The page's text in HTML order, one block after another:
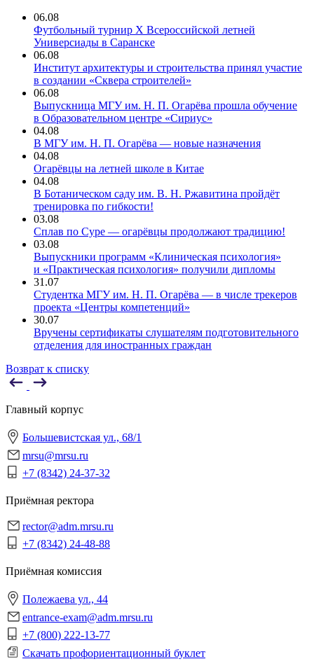
06.08
Футбольный турнир X Всероссийской летней
Универсиады в Саранске
06.08
Институт архитектуры и строительства принял участие
в создании «Сквера строителей»
06.08
Выпускница МГУ им. Н. П. Огарёва прошла обучение
в Образовательном центре «Сириус»
04.08
В МГУ им. Н. П. Огарёва — новые назначения
04.08
Огарёвцы на летней школе в Китае
04.08
В Ботаническом саду им. В. Н. Ржавитина пройдёт
тренировка по гибкости!
03.08
Сплав по Суре — огарёвцы продолжают традицию!
03.08
Выпускники программ «Клиническая психология»
и «Практическая психология» получили дипломы
31.07
Студентка МГУ им. Н. П. Огарёва — в числе трекеров
проекта «Центры компетенций»
30.07
Вручены сертификаты слушателям подготовительного
отделения для иностранных граждан
Возврат к списку
Главный корпус
Большевистская ул., 68/1
mrsu@mrsu.ru
+7 (8342) 24-37-32
Приёмная ректора
rector@adm.mrsu.ru
+7 (8342) 24-48-88
Приёмная комиссия
Полежаева ул., 44
entrance-exam@adm.mrsu.ru
+7 (800) 222-13-77
Скачать профориентационный буклет